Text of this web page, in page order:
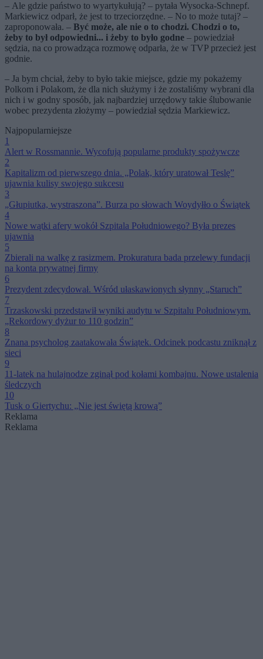
– Ale gdzie państwo to wyartykułują? – pytała Wysocka-Schnepf.
Markiewicz odparł, że jest to trzeciorzędne. – No to może tutaj? –
zaproponowała. – Być może, ale nie o to chodzi. Chodzi o to,
żeby to był odpowiedni... i żeby to było godne – powiedział
sędzia, na co prowadząca rozmowę odparła, że w TVP przecież jest
godnie.
– Ja bym chciał, żeby to było takie miejsce, gdzie my pokażemy
Polkom i Polakom, że dla nich służymy i że zostaliśmy wybrani dla
nich i w godny sposób, jak najbardziej urzędowy takie ślubowanie
wobec prezydenta złożymy – powiedział sędzia Markiewicz.
Najpopularniejsze
1
Alert w Rossmannie. Wycofują popularne produkty spożywcze
2
Kapitalizm od pierwszego dnia. „Polak, który uratował Teslę”
ujawnia kulisy swojego sukcesu
3
„Głupiutka, wystraszona”. Burza po słowach Woydyłło o Świątek
4
Nowe wątki afery wokół Szpitala Południowego? Była prezes
ujawnia
5
Zbierali na walkę z rasizmem. Prokuratura bada przelewy fundacji
na konta prywatnej firmy
6
Prezydent zdecydował. Wśród ułaskawionych słynny „Staruch”
7
Trzaskowski przedstawił wyniki audytu w Szpitalu Południowym.
„Rekordowy dyżur to 110 godzin”
8
Znana psycholog zaatakowała Świątek. Odcinek podcastu zniknął z
sieci
9
11-latek na hulajnodze zginął pod kołami kombajnu. Nowe ustalenia
śledczych
10
Tusk o Giertychu: „Nie jest świętą krową”
Reklama
Reklama